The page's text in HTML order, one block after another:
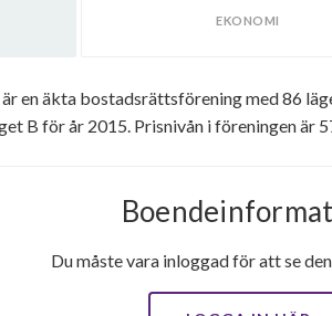
EKONOMI
en äkta bostadsrättsförening med 86
B för år 2015. Prisnivån i föreningen är
Du måste vara inloggad för att se